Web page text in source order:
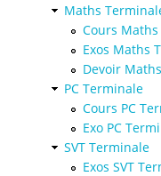
Maths
Cours Maths
Exos Maths
Devoir
PC Terminale
Cours PC
Exo PC
SVT Terminale
Exos SVT